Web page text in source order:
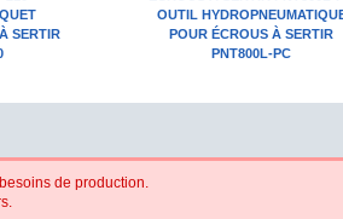
SERTIR
OUTIL
POUR ÉCROUS À SERTIR
PNT800L-PC
de production.